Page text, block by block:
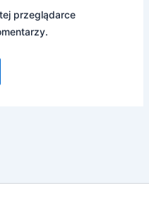
przeglądarce